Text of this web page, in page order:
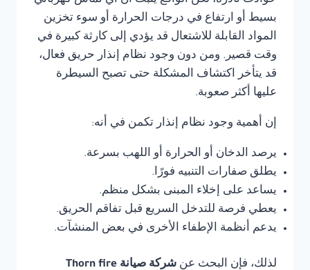
بسيط أو ارتفاع في درجات الحرارة أو سوء تخزين
المواد القابلة للاشتعال قد يؤدي إلى كارثة كبيرة في
وقت قصير. ومن دون وجود نظام إنذار حريق فعال،
قد يتأخر اكتشاف المشكلة حتى تصبح السيطرة
عليها أكثر صعوبة.
إن أهمية وجود نظام إنذار تكمن في أنه:
يرصد الدخان أو الحرارة أو اللهب بسرعة.
يطلق صفارات التنبيه فورًا.
يساعد على إخلاء المبنى بشكل منظم.
يعطي فرصة للتدخل السريع قبل تفاقم الحريق.
يدعم أنظمة الإطفاء الأخرى في بعض المنشآت.
لذلك، فإن البحث عن
شركة صيانة Thorn fire